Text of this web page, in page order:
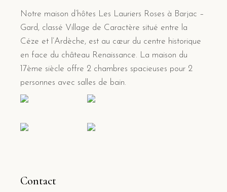
Notre maison d’hôtes Les Lauriers Roses à Barjac –
Gard, classé Village de Caractère situé entre la
Céze et l’Ardèche, est au cœur du centre historique
en face du château Renaissance. La maison du
17ème siècle offre 2 chambres spacieuses pour 2
personnes avec salles de bain.
Contact